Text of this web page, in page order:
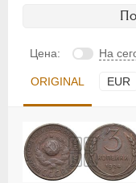
Цена: На
ORIGINAL EUR